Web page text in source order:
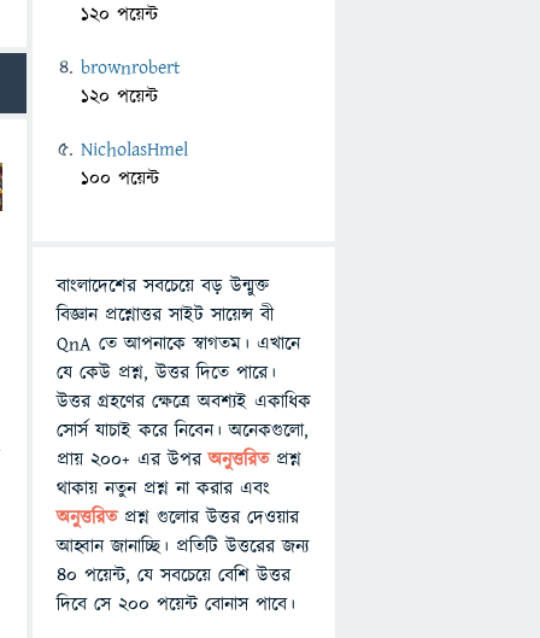
120 পয়েন্ট
brownrobert
120 পয়েন্ট
NicholasHmel
100 পয়েন্ট
বাংলাদেশের সবচেয়ে বড় উন্মুক্ত
বিজ্ঞান প্রশ্নোত্তর সাইট সায়েন্স বী
QnA তে আপনাকে স্বাগতম। এখানে
যে কেউ প্রশ্ন, উত্তর দিতে পারে।
উত্তর গ্রহণের ক্ষেত্রে অবশ্যই একাধিক
সোর্স যাচাই করে নিবেন। অনেকগুলো,
প্রায় ২০০+ এর উপরঅনুত্তরিতপ্রশ্ন
থাকায় নতুন প্রশ্ন না করার এবং
অনুত্তরিত প্রশ্ন গুলোর উত্তর দেওয়ার
আহ্বান জানাচ্ছি। প্রতিটি উত্তরের জন্য
৪০ পয়েন্ট, যে সবচেয়ে বেশি উত্তর
দিবে সে ২০০ পয়েন্ট বোনাস পাবে।